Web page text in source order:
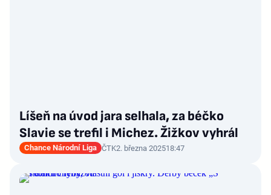
Líšeň na úvod jara selhala, za béčko
Slavie se trefil i Michez. Žižkov vyhrál
Chance Národní Liga ČTK2. března 202518:47